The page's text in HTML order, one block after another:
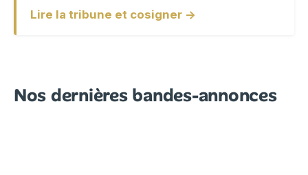
Lire la tribune et cosigner →
Nos dernières bandes-annonces